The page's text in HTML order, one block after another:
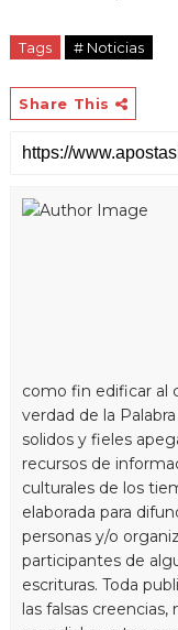
Tags # Noticias
Share This
como fin edificar al
verdad de la
solidos y fieles
recursos de
culturales de los
elaborada para
personas y/o
participantes de
escrituras. Toda
las falsas